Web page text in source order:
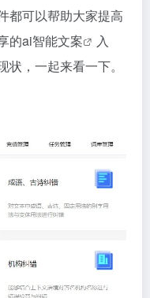
都可以帮助大家提高
的ai智能文案
入
，一起来看一下。